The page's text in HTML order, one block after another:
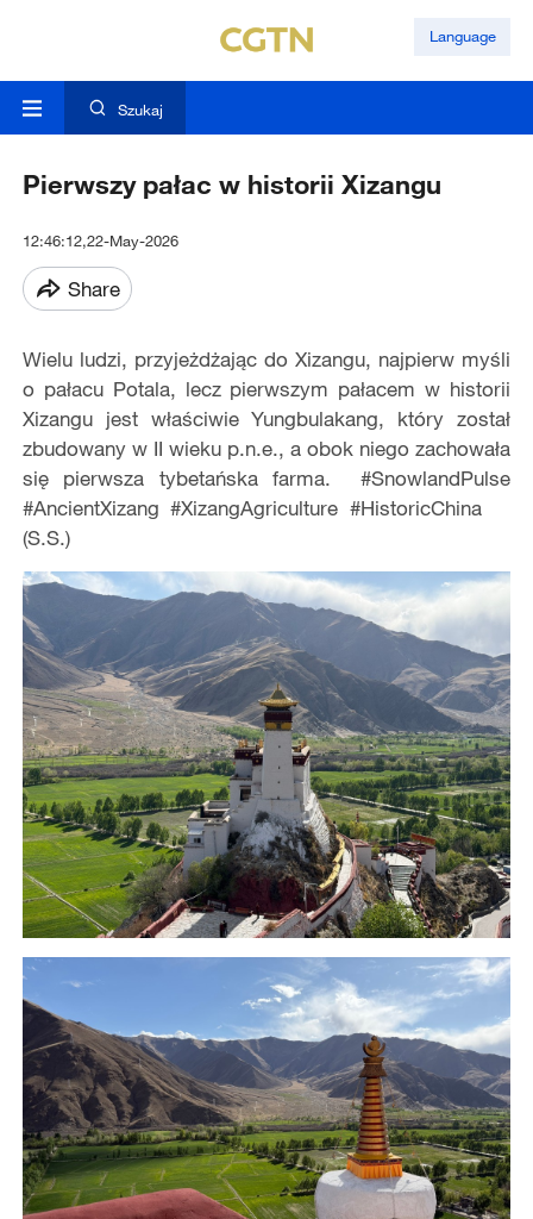
Language
Szukaj
Pierwszy pałac w historii Xizangu
12:46:12,22-May-2026
Share
Wielu ludzi, przyjeżdżając do Xizangu, najpierw myśli
o pałacu Potala, lecz pierwszym pałacem w historii
Xizangu jest właściwie Yungbulakang, który został
zbudowany w II wieku p.n.e., a obok niego zachowała
się pierwsza tybetańska farma. #SnowlandPulse
#AncientXizang #XizangAgriculture #HistoricChina
(S.S.)